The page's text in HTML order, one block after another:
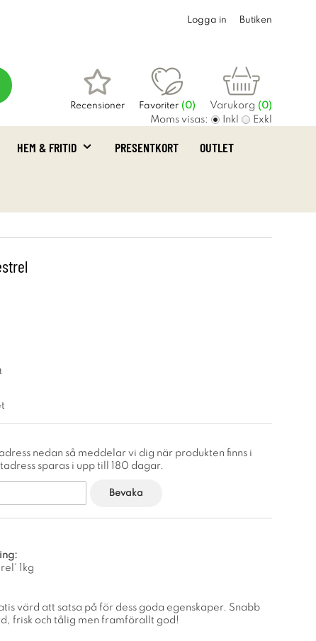
Logga in Butiken
Recensioner Favoriter (0) Varukorg (0)
Moms visas: Inkl Exkl
HEM & FRITID PRESENTKORT OUTLET
nedan så meddelar vi dig när produkten finns i
sparas i upp till 180 dagar.
Bevaka
1kg
värd att satsa på för dess goda egenskaper. Snabb
frisk och tålig men framförallt god!